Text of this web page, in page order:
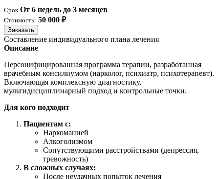
Срок От 6 недель до 3 месяцев
Стоимость: 50 000 ₽
Заказать
Составление индивидуального плана лечения
Описание
Персонифицированная программа терапии, разработанная
врачебным консилиумом (нарколог, психиатр, психотерапевт).
Включающая комплексную диагностику,
мультидисциплинарный подход и контрольные точки.
Для кого подходит
Пациентам с:
Наркоманией
Алкоголизмом
Сопутствующими расстройствами (депрессия,
тревожность)
В сложных случаях:
После неудачных попыток лечения